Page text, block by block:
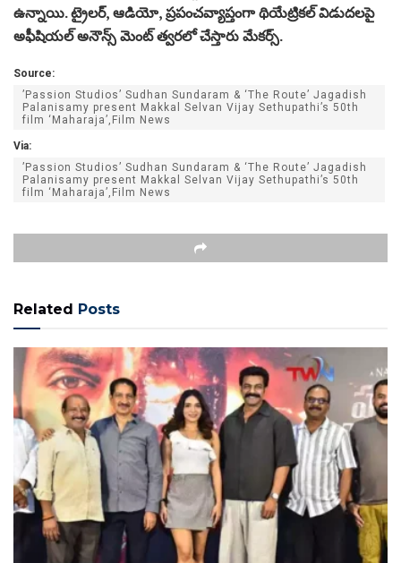
ఉన్నాయి. ట్రైలర్, ఆడియో, ప్రపంచవ్యాప్తంగా థియేట్రికల్ విడుదలపై
అఫీషియల్ అనౌన్స్ మెంట్ త్వరలో చేస్తారు మేకర్స్.
Source:
’Passion Studios’ Sudhan Sundaram & ‘The Route’ Jagadish
Palanisamy present Makkal Selvan Vijay Sethupathi’s 50th
film ‘Maharaja’,Film News
Via:
’Passion Studios’ Sudhan Sundaram & ‘The Route’ Jagadish
Palanisamy present Makkal Selvan Vijay Sethupathi’s 50th
film ‘Maharaja’,Film News
Related Posts